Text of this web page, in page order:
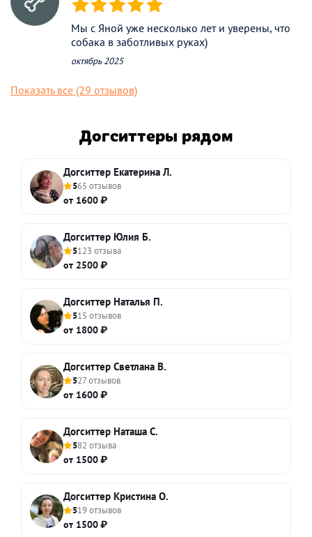
(*) (*) (*) (*) (*)
Мы с Яной уже несколько лет и уверены, что
собака в заботливых руках)
октябрь 2025
Показать все (29 отзывов)
Догситтеры рядом
Догситтер Екатерина Л.
565 отзывов
от 1600 ₽
Догситтер Юлия Б.
5123 отзыва
от 2500 ₽
Догситтер Наталья П.
515 отзывов
от 1800 ₽
Догситтер Светлана В.
527 отзывов
от 1600 ₽
Догситтер Наташа С.
582 отзыва
от 1500 ₽
Догситтер Кристина О.
519 отзывов
от 1500 ₽